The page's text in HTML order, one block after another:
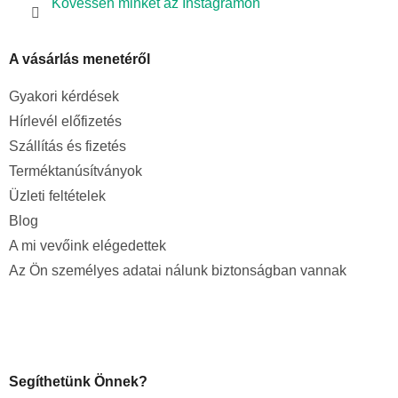
A vásárlás menetéről
Gyakori kérdések
Hírlevél előfizetés
Szállítás és fizetés
Terméktanúsítványok
Üzleti feltételek
Blog
A mi vevőink elégedettek
Az Ön személyes adatai nálunk biztonságban vannak
Segíthetünk Önnek?